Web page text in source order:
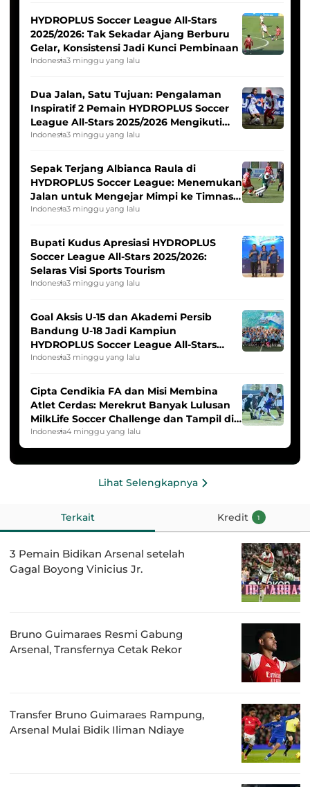
HYDROPLUS Soccer League All-Stars
2025/2026: Tak Sekadar Ajang Berburu
Gelar, Konsistensi Jadi Kunci Pembinaan
Indonesia3 minggu yang lalu
Dua Jalan, Satu Tujuan: Pengalaman
Inspiratif 2 Pemain HYDROPLUS Soccer
League All-Stars 2025/2026 Mengikuti
Seleksi Timnas Indonesia Putri
Indonesia3 minggu yang lalu
Sepak Terjang Albianca Raula di
HYDROPLUS Soccer League: Menemukan
Jalan untuk Mengejar Mimpi ke Timnas
Indonesia Putri
Indonesia3 minggu yang lalu
Bupati Kudus Apresiasi HYDROPLUS
Soccer League All-Stars 2025/2026:
Selaras Visi Sports Tourism
Indonesia3 minggu yang lalu
Goal Aksis U-15 dan Akademi Persib
Bandung U-18 Jadi Kampiun
HYDROPLUS Soccer League All-Stars
2025/2026
Indonesia3 minggu yang lalu
Cipta Cendikia FA dan Misi Membina
Atlet Cerdas: Merekrut Banyak Lulusan
MilkLife Soccer Challenge dan Tampil di
HYDROPLUS Soccer League
Indonesia4 minggu yang lalu
Lihat Selengkapnya
Terkait Kredit 1
3 Pemain Bidikan Arsenal setelah
Gagal Boyong Vinicius Jr.
Bruno Guimaraes Resmi Gabung
Arsenal, Transfernya Cetak Rekor
Transfer Bruno Guimaraes Rampung,
Arsenal Mulai Bidik Iliman Ndiaye